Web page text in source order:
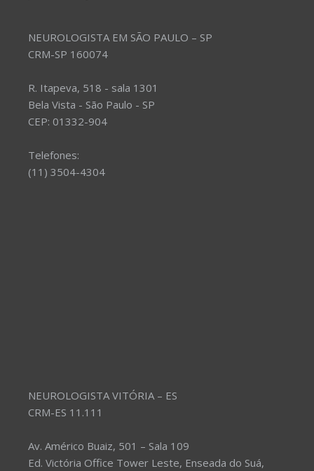
NEUROLOGISTA EM SÃO PAULO – SP
CRM-SP 160074
R. Itapeva, 518 - sala 1301
Bela Vista - São Paulo - SP
CEP: 01332-904
Telefones:
(11) 3504-4304
NEUROLOGISTA VITÓRIA – ES
CRM-ES 11.111
Av. Américo Buaiz, 501 – Sala 109
Ed. Victória Office Tower Leste, Enseada do Suá,